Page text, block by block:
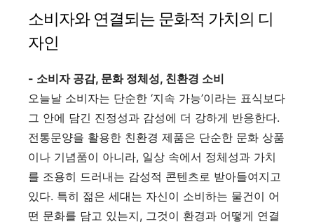
소비자와 연결되는 문화적 가치의 디
자인
- 소비자 공감, 문화 정체성, 친환경 소비
오늘날 소비자는 단순한 ‘지속 가능’이라는 표식보다
그 안에 담긴 진정성과 감성에 더 강하게 반응한다.
전통문양을 활용한 친환경 제품은 단순한 문화 상품
이나 기념품이 아니라, 일상 속에서 정체성과 가치
를 조용히 드러내는 감성적 콘텐츠로 받아들여지고
있다. 특히 젊은 세대는 자신이 소비하는 물건이 어
떤 문화를 담고 있는지, 그것이 환경과 어떻게 연결